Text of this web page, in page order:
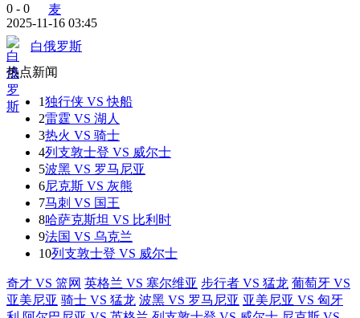
0 - 0
2025-11-16 03:45
白俄罗斯
热点新闻
1独行侠 VS 快船
2雷霆 VS 湖人
3热火 VS 骑士
4列支敦士登 VS 威尔士
5波黑 VS 罗马尼亚
6尼克斯 VS 灰熊
7马刺 VS 国王
8哈萨克斯坦 VS 比利时
9法国 VS 乌克兰
10列支敦士登 VS 威尔士
奇才 VS 篮网 英格兰 VS 塞尔维亚 步行者 VS 猛龙 葡萄牙 VS
亚美尼亚 骑士 VS 猛龙 波黑 VS 罗马尼亚 亚美尼亚 VS 匈牙